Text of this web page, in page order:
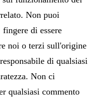
Non puoi
di essere
noi o terzi sull'origine
di qualsiasi
Non ci
qualsiasi commento